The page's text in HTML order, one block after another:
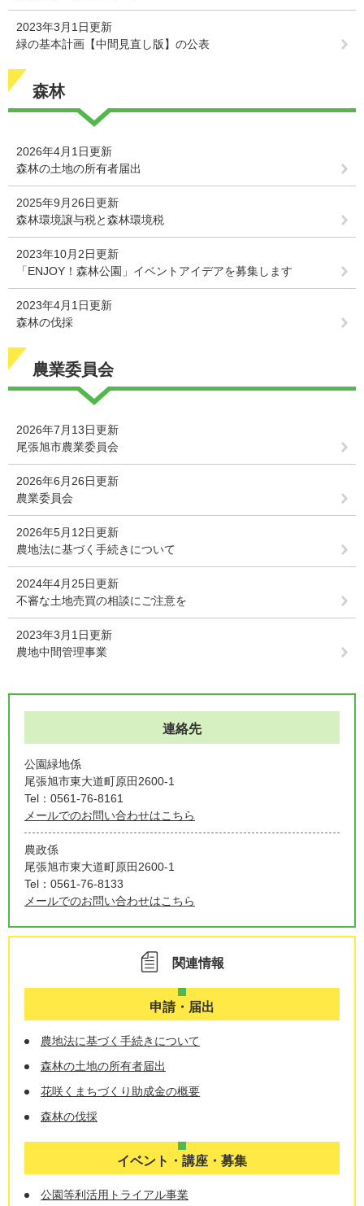
2023年3月1日更新
緑の基本計画【中間見直し版】の公表
森林
2026年4月1日更新
森林の土地の所有者届出
2025年9月26日更新
森林環境譲与税と森林環境税
2023年10月2日更新
「ENJOY！森林公園」イベントアイデアを募集します
2023年4月1日更新
森林の伐採
農業委員会
2026年7月13日更新
尾張旭市農業委員会
2026年6月26日更新
農業委員会
2026年5月12日更新
農地法に基づく手続きについて
2024年4月25日更新
不審な土地売買の相談にご注意を
2023年3月1日更新
農地中間管理事業
連絡先
公園緑地係
尾張旭市東大道町原田2600-1
Tel：0561-76-8161
メールでのお問い合わせはこちら
農政係
尾張旭市東大道町原田2600-1
Tel：0561-76-8133
メールでのお問い合わせはこちら
関連情報
申請・届出
農地法に基づく手続きについて
森林の土地の所有者届出
花咲くまちづくり助成金の概要
森林の伐採
イベント・講座・募集
公園等利活用トライアル事業